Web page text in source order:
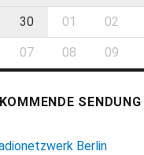
30 01 02
07 08 09
KOMMENDE SENDUNG
Berlin